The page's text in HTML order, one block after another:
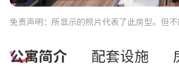
免责声明：所显示的照片代表了此房型。但
公寓简介 配套设施